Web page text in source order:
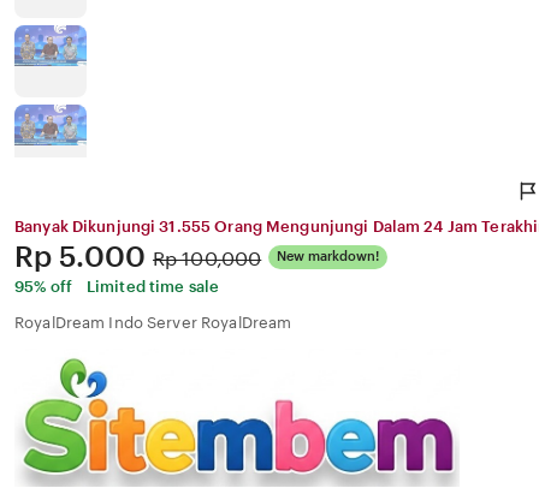
Banyak Dikunjungi 31.555 Orang Mengunjungi Dalam 24 Jam
Price:
Rp 5.000 Original
Price:
Rp 100,000 New markdown!
95% off
Limited time sale
RoyalDream Indo Server RoyalDream